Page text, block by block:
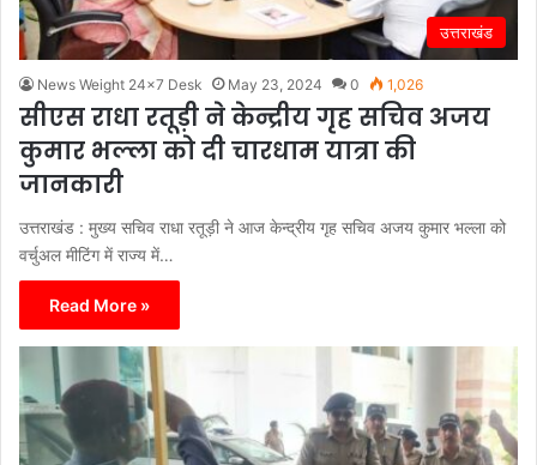
उत्तराखंड
News Weight 24x7 Desk May 23, 2024 0 1,026
सीएस राधा रतूड़ी ने केन्द्रीय गृह सचिव अजय
कुमार भल्ला को दी चारधाम यात्रा की
जानकारी
उत्तराखंड : मुख्य सचिव राधा रतूड़ी ने आज केन्द्रीय गृह सचिव अजय कुमार भल्ला को
वर्चुअल मीटिंग में राज्य में…
Read More »